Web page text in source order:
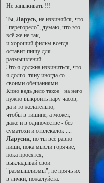
Не заныкивать !!!
Ты,Ларусь, не извиняйся, что
"перегорело", думаю, что это
всё же не так,
и хороший фильм всегда
оставит пищу для
размышлений.
Это я должна извиниться, что
я долго тяну иногда со
своими обещаниями....
Кино ведь дело такое - на него
нужно выкроить пару часов,
да и то желательно,
чтобы в тишине, а может,
даже и в одиночестве - без
суматохи и отвлекалок ....
Ларусик, но ты всё равно
пиши, пока мысли горячие,
пока просятся,
выкладывай свои
"размышлизмы", не прячь их
в лички, пожалуйста.